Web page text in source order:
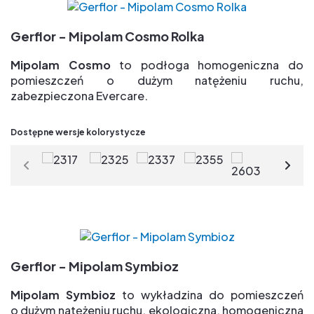
wybory projektu
Nowoczesna powierzchnia z matowym
wykończeniem
TVOC po 28 days < 10µg/m3 => jakość powietrza
wewnątrz pomieszczeń
Gerflor - Mipolam Cosmo Rolka
Mipolam Cosmo to podłoga homogeniczna do
pomieszczeń o dużym natężeniu ruchu,
zabezpieczona Evercare.
Grupa T => najlepsza odporność na ścieranie
Ekskluzywne i opatentowane zabezpieczenie
powierzchniowe Evercare(R) => łatwe
wybory projektu
Nowoczesna powierzchnia z matowym
wykończeniem
TVOC po 28 days < 10µg/m3 => jakość powietrza
wewnątrz pomieszczeń
Dostępne wersje kolorystycze
Gerflor - Mipolam Symbioz
Mipolam Symbioz to wykładzina do pomieszczeń
o dużym natężeniu ruchu, ekologiczna, homogeniczna